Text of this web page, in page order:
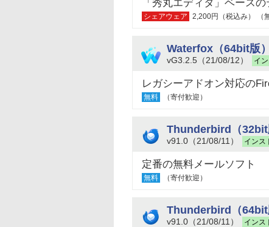
「秀丸エディタ」ベース
シェアウェア 2,200円（税込み） （
Waterfox（64bit版）
vG3.2.5（21/08/12） イ
レガシーアドオン対応の
無料 （寄付歓迎）
Thunderbird（32bit
v91.0（21/08/11） インス
定番の無料メールソフト
無料 （寄付歓迎）
Thunderbird（64bit
v91.0（21/08/11） インス